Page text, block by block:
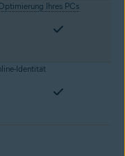
Ihres PCs
Identität